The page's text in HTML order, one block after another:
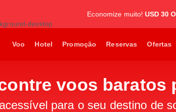
Economize muito! USD 30
Voo Hotel Promoção Reservas Ofertas
voos baratos
para o seu destino de